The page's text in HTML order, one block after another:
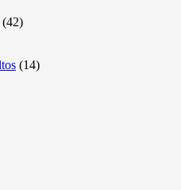
(42)
(14)